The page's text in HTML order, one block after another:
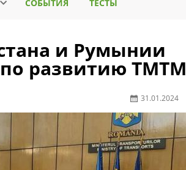
СОБЫТИЯ ТЕСТЫ
и Румынии
по развитию ТМТМ
31.01.2024